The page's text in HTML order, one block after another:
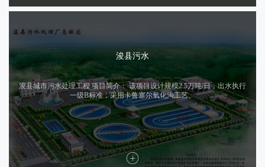
浚县污水
浚县城市污水处理工程 项目简介： 该项目设计规模2.5万吨/日，出水执行
一级B标准，采用卡鲁塞尔氧化沟工艺。